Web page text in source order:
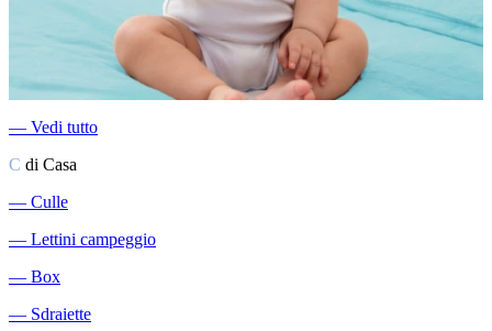
― Vedi tutto
C di Casa
― Culle
― Lettini campeggio
― Box
― Sdraiette